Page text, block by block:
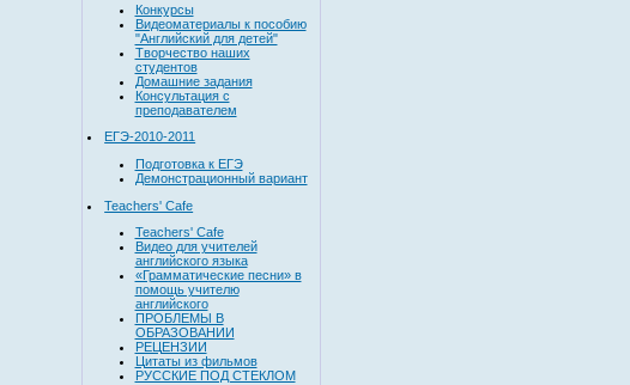
Конкурсы
Видеоматериалы к пособию
"Английский для детей"
Творчество наших
студентов
Домашние задания
Консультация с
преподавателем
ЕГЭ-2010-2011
Подготовка к ЕГЭ
Демонстрационный вариант
Teachers' Cafe
Teachers' Cafe
Видео для учителей
английского языка
«Грамматические песни» в
помощь учителю
английского
ПРОБЛЕМЫ В
ОБРАЗОВАНИИ
РЕЦЕНЗИИ
Цитаты из фильмов
РУССКИЕ ПОД СТЕКЛОМ